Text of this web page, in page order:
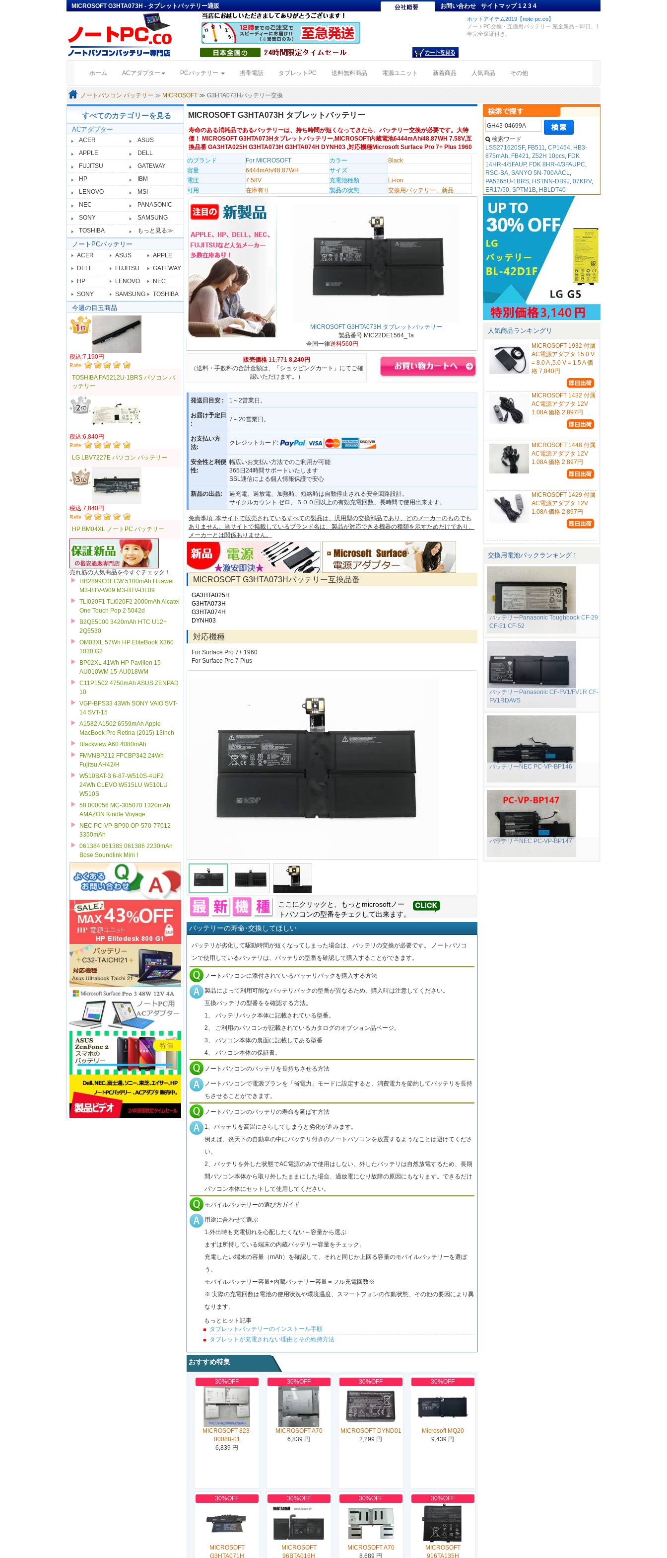
MICROSOFT G3HTA073H - タブレットバッテリー通販 お問い合わせ サイトマップ 1234
ホットアイテム2019【note-pc.co】
ノートPC交換・互換用バッテリー 完全新品～即日、1
年完全保証付き。
ホーム (current)ACアダプター PCバッテリー 携帯電話 タブレットPC 送料無料商品 電源ユニット 新着商品 人気商品 その他
ノートパソコン バッテリー ≫ MICROSOFT≫ G3HTA073Hバッテリー交換
すべてのカテゴリーを見る
ACアダプター
ACER
ASUS
APPLE
DELL
FUJITSU
GATEWAY
HP
IBM
LENOVO
MSI
NEC
PANASONIC
SONY
SAMSUNG
TOSHIBA
もっと見る≫
ノートPCバッテリー
ACER ASUS
APPLE
DELL
FUJITSU
GATEWAY
HP
LENOVO
NEC
SONY
SAMSUNG TOSHIBA
今週の目玉商品
税込:7,190円
TOSHIBA PA5212U-1BRS パソコン バ
ッテリー
税込:6,840円
LG LBV7227E パソコン バッテリー
税込:7,840円
HP BM04XL ノートPC バッテリー
売れ筋の人気商品を今すぐチェック！
HB2899C0ECW 5100mAh Huawei
M3-BTV-W09 M3-BTV-DL09
TLI020F1 TLi020F2 2000mAh Alcatel
One Touch Pop 2 5042d
B2Q55100 3420mAh HTC U12+
2Q5530
OM03XL 57Wh HP EliteBook X360
1030 G2
BP02XL 41Wh HP Pavilion 15-
AU010WM 15-AU018WM
C11P1502 4750mAh ASUS ZENPAD
10
VGP-BPS33 43Wh SONY VAIO SVT-
14 SVT-15
A1582 A1502 6559mAh Apple
MacBook Pro Retina (2015) 13inch
Blackview A60 4080mAh
FMVNBP212 FPCBP342 24Wh
Fujitsu AH42/H
W510BAT-3 6-87-W510S-4UF2
24Wh CLEVO W515LU W510LU
W510S
58 000056 MC-305070 1320mAh
AMAZON Kindle Voyage
NEC PC-VP-BP90 OP-570-77012
3350mAh
061384 061385 061386 2230mAh
Bose Soundlink Mini I
MICROSOFT G3HTA073H タブレットバッテリー
寿命のある消耗品であるバッテリーは、持ち時間が短くなってきたら、バッテリー交換が必要です。大特
価！ MICROSOFT G3HTA073Hタブレットバッテリー,MICROSOFT内蔵電池6444mAh/48.87WH 7.58V,互
換品番 GA3HTA025H G3HTA073H G3HTA074H DYNH03 ,対応機種Microsoft Surface Pro 7+ Plus 1960
のブランド
For MICROSOFT カラー
Black
容量
6444mAh/48.87WH
サイズ
電圧
7.58V 充電池種類
Li-ion
可用
在庫有り 製品の状態 交換用バッテリー、新品
MICROSOFT G3HTA073H タブレットバッテリー
製品番号 MIC22DE1564_Ta
全国一律送料560円
販売価格 11,771 8,240円
（送料・手数料の合計金額は、「ショッピングカート」にてご確
認いただけます。）
発送日目安 : 1～2営業日。
お届け予定日
:
7～20営業日。
お支払い方
法:
クレジットカード:
安全性と利便
性:
幅広いお支払い方法でのご利用が可能
365日24時間サポートいたします
SSL通信による個人情報保護で安心
新品の出品:
過充電、過放電、加熱時、短絡時は自動停止される安全回路設計。
サイクルカウント:ゼロ、５００回以上の有効充電回数、長時間で使用出来ます。
免責事項: 本サイトで販売されているすべての製品は、汎用型の交換部品であり、どのメーカーのものでも
ありません。当サイトで掲載しているブランド名は、製品が対応できる機器の種類を示すためだけであり、
メーカーとは関係ありません。
MICROSOFT G3HTA073Hバッテリー互換品番
GA3HTA025H
G3HTA073H
G3HTA074H
DYNH03
対応機種
For Surface Pro 7+ 1960
For Surface Pro 7 Plus
ここにクリックと、もっと microsoftノー
トパソコンの型番をチェクして出来ます。
バッテリーの寿命･交換してほしい
バッテリが劣化して駆動時間が短くなってしまった場合は、バッテリの交換が必要です。 ノートパソコ
ンで使用しているバッテリは、バッテリの型番を確認して購入することができます。
ノートパソコンに添付されているバッテリパックを購入する方法
製品によって利用可能なバッテリパックの型番が異なるため、購入時は注意してください。
互換バッテリの型番をを確認する方法。
1、 バッテリパック本体に記載されている型番。
2、 ご利用のパソコンが記載されているカタログのオプション品ページ。
3、 パソコン本体の裏面に記載してある型番
4、 パソコン本体の保証書。
ノートパソコンのバッテリを長持ちさせる方法
ノートパソコンで電源プランを「省電力」モードに設定すると、消費電力を節約してバッテリを長持
ちさせることができます。
ノートパソコンのバッテリの寿命を延ばす方法
1、バッテリを高温にさらしてしまうと劣化が進みます。
例えば、炎天下の自動車の中にバッテリ付きのノートパソコンを放置するようなことは避けてくださ
い。
2、バッテリを外した状態でAC電源のみで使用はしない。外したバッテリは自然放電するため、長期
間パソコン本体から取り外したままにした場合、過放電になり故障の原因にもなります。できるだけ
パソコン本体にセットして使用してください。
モバイルバッテリーの選び方ガイド
用途に合わせて選ぶ
1.外出時も充電切れを心配したくない～容量から選ぶ
まずは所持している端末の内蔵バッテリー容量をチェック。
充電したい端末の容量（mAh）を確認して、それと同じか上回る容量のモバイルバッテリーを選ぼ
う。
モバイルバッテリー容量÷内蔵バッテリー容量＝フル充電回数※
※ 実際の充電回数は電池の使用状況や環境温度、スマートフォンの作動状態、その他の要因により異
なります。
もっとヒット記事
タブレットバッテリーのインストール手順
タブレットが充電されない理由とその維持方法
おすすめ特集
30%OFF
MICROSOFT 823-
00088-01
6,839 円
30%OFF
MICROSOFT A70
6,839 円
30%OFF
MICROSOFT DYND01
2,299 円
30%OFF
Microsoft MQ20
9,439 円
30%OFF
MICROSOFT
G3HTA071H
30%OFF
MICROSOFT
96BTA016H
30%OFF
MICROSOFT A70
8,689 円
30%OFF
MICROSOFT
916TA135H
検索ワード
LSS271620SF, FB511,CP1454, HB3-
875mAh, FB421,Z52H 10pcs, FDK
14HR-4/5FAUP, FDK 8HR-4/3FAUPC,
RSC-BA,SANYO 5N-700AACL,
PA5265U-1BRS, HSTNN-DB9J,07KRV,
ER17/50,SPTM1B, HBLDT40
人気商品ランキングリ
MICROSOFT 1932 付属
AC電源アダプタ 15.0 V
= 8.0 A ,5.0 V = 1.5 A 価
格 7,840円
MICROSOFT 1432 付属
AC電源アダプタ 12V
1.08A 価格 2,897円
MICROSOFT 1448 付属
AC電源アダプタ 12V
1.08A 価格 2,897円
MICROSOFT 1429 付属
AC電源アダプタ 12V
1.08A 価格 2,897円
交換用電池パックランキング！
バッテリーPanasonic Toughbook CF-29
CF-51 CF-52
バッテリーPanasonic CF-FV1/FV1R CF-
FV1RDAVS
バッテリーNEC PC-VP-BP146
バッテリーNEC PC-VP-BP147